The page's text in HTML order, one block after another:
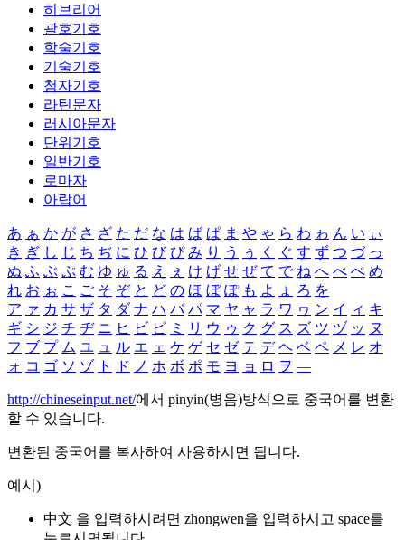
히브리어
괄호기호
학술기호
기술기호
첨자기호
라틴문자
러시아문자
단위기호
일반기호
로마자
아랍어
あ ぁ か が さ ざ た だ な は ば ぱ ま や ゃ ら わ ゎ ん い ぃ
き ぎ し じ ち ぢ に ひ び ぴ み り う ぅ く ぐ す ず つ づ っ
ぬ ふ ぶ ぷ む ゆ ゅ る え ぇ け げ せ ぜ て で ね へ べ ぺ め
れ お ぉ こ ご そ ぞ と ど の ほ ぼ ぽ も よ ょ ろ を
ア ァ カ サ ザ タ ダ ナ ハ バ パ マ ヤ ャ ラ ワ ヮ ン イ ィ キ
ギ シ ジ チ ヂ ニ ヒ ビ ピ ミ リ ウ ゥ ク グ ス ズ ツ ヅ ッ ヌ
フ ブ プ ム ユ ュ ル エ ェ ケ ゲ セ ゼ テ デ ヘ ベ ペ メ レ オ
ォ コ ゴ ソ ゾ ト ド ノ ホ ボ ポ モ ヨ ョ ロ ヲ ―
http://chineseinput.net/에서 pinyin(병음)방식으로 중국어를 변환
할 수 있습니다.
변환된 중국어를 복사하여 사용하시면 됩니다.
예시)
中文 을 입력하시려면 zhongwen을 입력하시고 space를